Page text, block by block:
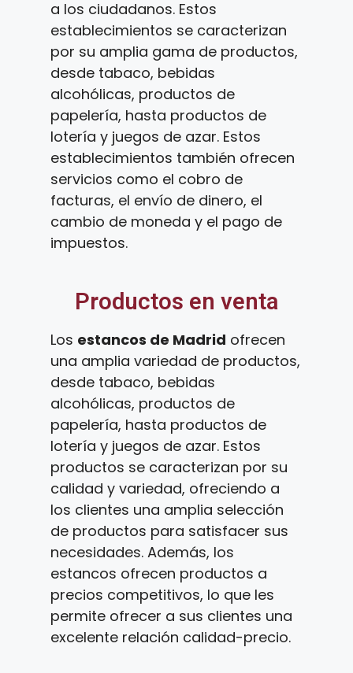
a los ciudadanos. Estos
establecimientos se caracterizan
por su amplia gama de productos,
desde tabaco, bebidas
alcohólicas, productos de
papelería, hasta productos de
lotería y juegos de azar. Estos
establecimientos también ofrecen
servicios como el cobro de
facturas, el envío de dinero, el
cambio de moneda y el pago de
impuestos.
Productos en venta
Los estancos de Madrid ofrecen
una amplia variedad de productos,
desde tabaco, bebidas
alcohólicas, productos de
papelería, hasta productos de
lotería y juegos de azar. Estos
productos se caracterizan por su
calidad y variedad, ofreciendo a
los clientes una amplia selección
de productos para satisfacer sus
necesidades. Además, los
estancos ofrecen productos a
precios competitivos, lo que les
permite ofrecer a sus clientes una
excelente relación calidad-precio.